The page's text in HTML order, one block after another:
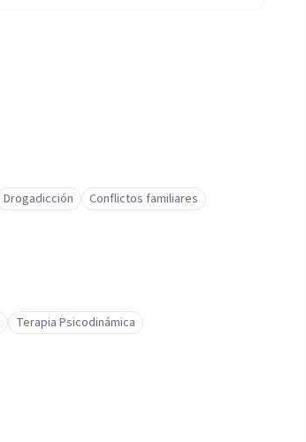
Drogadicción
Conflictos familiares
Terapia Psicodinámica